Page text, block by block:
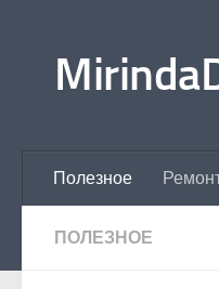
Полезное
ПОЛЕЗНОЕ